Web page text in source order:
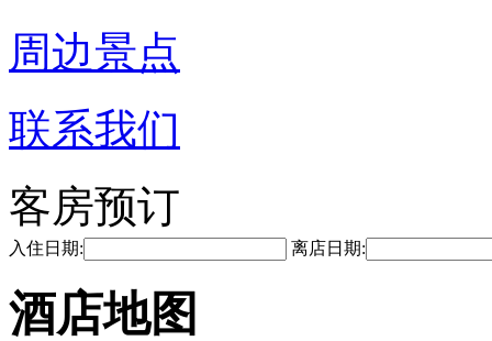
周边景点
联系我们
客房预订
入住日期: 离店日期:
酒店地图